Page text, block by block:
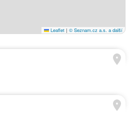
Leaflet | © Seznam.cz a.s. a další